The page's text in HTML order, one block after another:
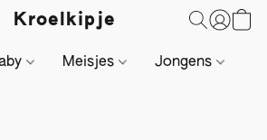
Kroelkipje
Meisjes Jongens